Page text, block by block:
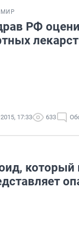
РФ
17:33 633
который